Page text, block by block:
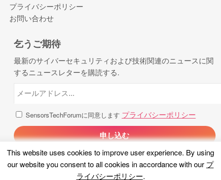
This website uses cookies to improve user experience. By using
our website you consent to all cookies in accordance with our プ
ライバシーポリシー.
プライバシーポリシー
お問い合わせ
乞うご期待
最新のサイバーセキュリティおよび技術関連のニュースに関
するニュースレターを購読する.
SensorsTechForumに同意します プライバシーポリシー